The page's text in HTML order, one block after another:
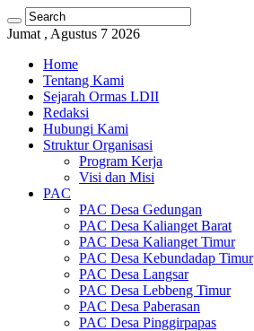
Jumat , Agustus 7 2026
Home
Tentang Kami
Sejarah Ormas LDII
Redaksi
Hubungi Kami
Struktur Organisasi
Program Kerja
Visi dan Misi
PAC
PAC Desa Gedungan
PAC Desa Kalianget Barat
PAC Desa Kalianget Timur
PAC Desa Kebundadap Timur
PAC Desa Langsar
PAC Desa Lebbeng Timur
PAC Desa Paberasan
PAC Desa Pinggirpapas